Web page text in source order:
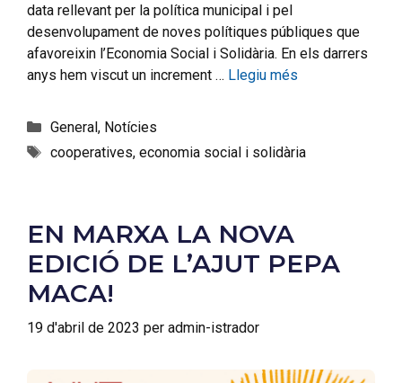
data rellevant per la política municipal i pel
desenvolupament de noves polítiques públiques que
afavoreixin l’Economia Social i Solidària. En els darrers
anys hem viscut un increment … Llegiu més
General, Notícies
cooperatives, economia social i solidària
EN MARXA LA NOVA
EDICIÓ DE L’AJUT PEPA
MACA!
19 d'abril de 2023 per admin-istrador